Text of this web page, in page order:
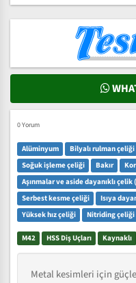
0 Yorum
Alüminyum Bilyalı rulman çeliği
Soğuk işleme çeliği
Bakır
Aşınmalar ve aside dayanıklı
Serbest kesme çeliği
Isıya
Yüksek hız çeliği
Nitriding çeliği
M42 HSS Diş Uçları Kaynaklı
Metal kesimleri için